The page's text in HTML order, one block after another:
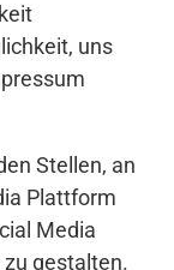
uns
Stellen, an
Plattform
Media
gestalten.